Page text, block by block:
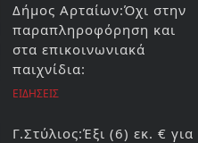
Δήμος Αρταίων:Όχι στην
παραπληροφόρηση και
στα επικοινωνιακά
παιχνίδια:
ΕΙΔΗΣΕΙΣ
Γ.Στύλιος:Έξι (6) εκ. € για